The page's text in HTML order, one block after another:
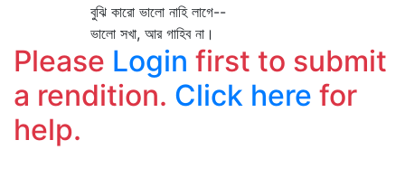
বুঝি কারো ভালো নাহি লাগে--
ভালো সখা, আর গাহিব না।
Please Login first to submit
a rendition. Click here for
help.